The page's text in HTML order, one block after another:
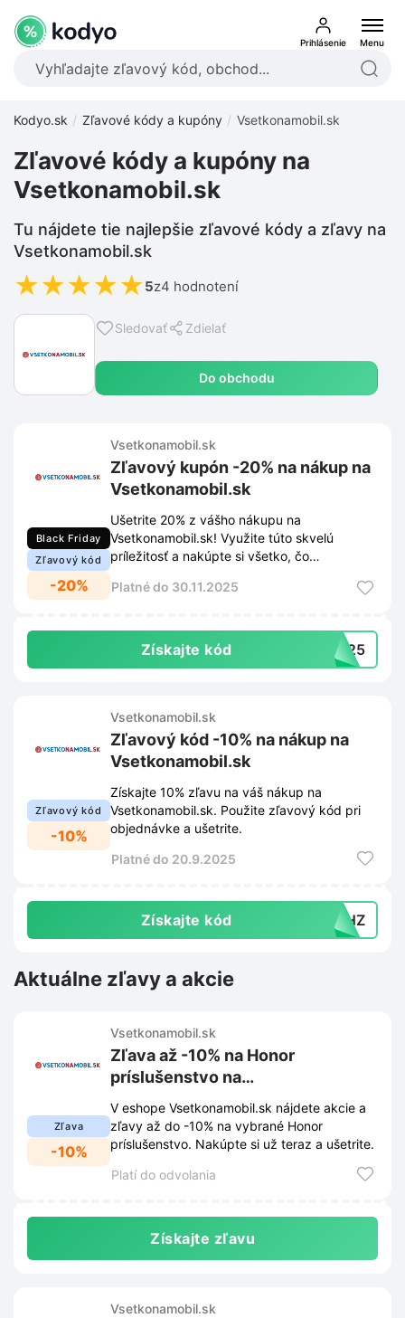
Prihlásenie Menu
Kodyo.sk Zľavové kódy a kupóny Vsetkonamobil.sk
Sledovať Zdielať
Do obchodu
Zľavové kódy a kupóny na
Vsetkonamobil.sk
Tu nájdete tie najlepšie zľavové kódy a zľavy na
Vsetkonamobil.sk
★★★★★5z4 hodnotení
Black Friday
Zľavový kód
-20%
Vsetkonamobil.sk
Zľavový kupón -20% na nákup na
Vsetkonamobil.sk
Ušetrite 20% z vášho nákupu na
Vsetkonamobil.sk! Využite túto skvelú
príležitosť a nakúpte si všetko, čo
cenu.
Platné do 30.11.2025
Získajte kód 2025
Zľavový kód
-10%
Vsetkonamobil.sk
Zľavový kód -10% na nákup na
Vsetkonamobil.sk
Získajte 10% zľavu na váš nákup na
Vsetkonamobil.sk. Použite zľavový kód pri
objednávke a ušetrite.
Platné do 20.9.2025
Získajte kód KPHZ
Aktuálne zľavy a akcie
Zľava
-10%
Vsetkonamobil.sk
Zľava až -10% na Honor
príslušenstvo na
Vsetkonamobil.sk
V eshope Vsetkonamobil.sk nájdete akcie a
zľavy až do -10% na vybrané Honor
príslušenstvo. Nakúpte si už teraz a ušetrite.
Platí do odvolania
Získajte zľavu
Vsetkonamobil.sk